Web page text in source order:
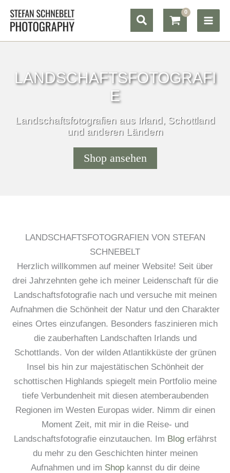
Inhalt
springen
Suchen
LANDSCHAFTSFOTOGRAFI
E
Landschaftsfotografien aus Irland, Schottland
und anderen Ländern
Shop ansehen
LANDSCHAFTSFOTOGRAFIEN VON STEFAN
SCHNEBELT
Herzlich willkommen auf meiner Website! Seit über
drei Jahrzehnten gehe ich meiner Leidenschaft für die
Landschaftsfotografie nach und versuche mit meinen
Aufnahmen die Schönheit der Natur und den Charakter
eines Ortes einzufangen. Besonders faszinieren mich
die zauberhaften Landschaften Irlands und
Schottlands. Von der wilden Atlantikküste der grünen
Insel bis hin zur majestätischen Schönheit der
schottischen Highlands spiegelt mein Portfolio meine
tiefe Verbundenheit mit diesen atemberaubenden
Regionen im Westen Europas wider. Nimm dir einen
Moment Zeit, mit mir in die Reise- und
Landschaftsfotografie einzutauchen. Im Blogerfährst
du mehr zu den Geschichten hinter meinen
Aufnahmen und im Shopkannst du dir deine